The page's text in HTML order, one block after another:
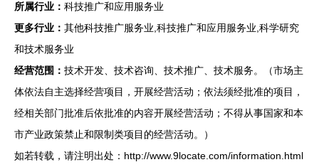
所属行业： 科技推广和应用服务业
更多行业： 其他科技推广服务业,科技推广和应用服务业,科学研究
和技术服务业
经营范围： 技术开发、技术咨询、技术推广、技术服务。（市场主
体依法自主选择经营项目，开展经营活动；依法须经批准的项目，
经相关部门批准后依批准的内容开展经营活动；不得从事国家和本
市产业政策禁止和限制类项目的经营活动。）
如若转载，请注明出处：http://www.9locate.com/information.html